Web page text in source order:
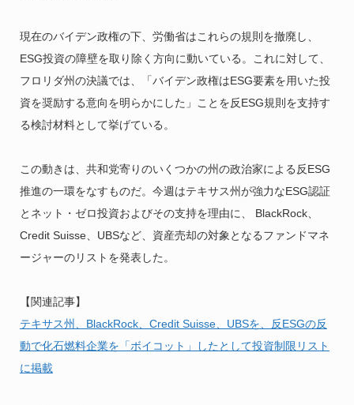
現在のバイデン政権の下、労働省はこれらの規則を撤廃し、
ESG投資の障壁を取り除く方向に動いている。これに対して、
フロリダ州の決議では、「バイデン政権はESG要素を用いた投
資を奨励する意向を明らかにした」ことを反ESG規則を支持す
る検討材料として挙げている。
この動きは、共和党寄りのいくつかの州の政治家による反ESG
推進の一環をなすものだ。今週はテキサス州が強力なESG認証
とネット・ゼロ投資およびその支持を理由に、 BlackRock、
Credit Suisse、UBSなど、資産売却の対象となるファンドマネ
ージャーのリストを発表した。
【関連記事】
テキサス州、BlackRock、Credit Suisse、UBSを、反ESGの反
動で化石燃料企業を「ボイコット」したとして投資制限リスト
に掲載